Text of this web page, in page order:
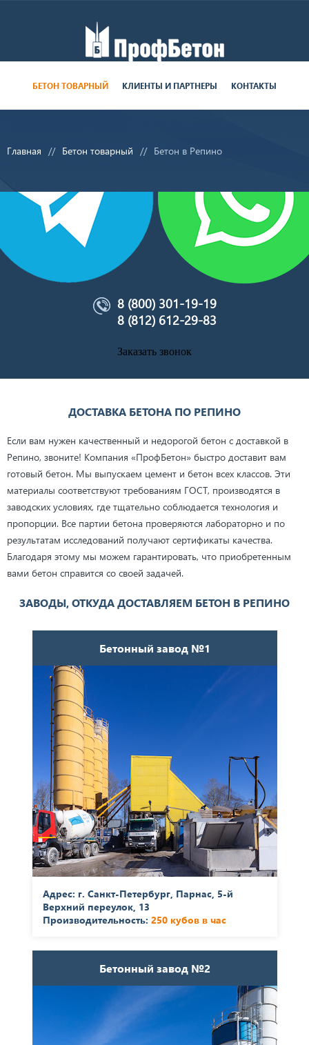
Работаем пн-пт с 9:00 до 19:00
поставки круглосуточно
8 (800) 301-19-19
8 (812) 612-29-83
Заказать звонок
БЕТОН ТОВАРНЫЙ КЛИЕНТЫ И ПАРТНЕРЫ КОНТАКТЫ
Главная Бетон товарный Бетон в Репино
ДОСТАВКА БЕТОНА ПО РЕПИНО
Если вам нужен качественный и недорогой бетон с доставкой в
Репино, звоните! Компания «ПрофБетон» быстро доставит вам
готовый бетон. Мы выпускаем цемент и бетон всех классов. Эти
материалы соответствуют требованиям ГОСТ, производятся в
заводских условиях, где тщательно соблюдается технология и
пропорции. Все партии бетона проверяются лабораторно и по
результатам исследований получают сертификаты качества.
Благодаря этому мы можем гарантировать, что приобретенным
вами бетон справится со своей задачей.
ЗАВОДЫ, ОТКУДА ДОСТАВЛЯЕМ БЕТОН В РЕПИНО
Бетонный завод №1
Адрес: г. Санкт-Петербург, Парнас, 5-й
Верхний переулок, 13
Производительность: 250 кубов в час
Бетонный завод №2